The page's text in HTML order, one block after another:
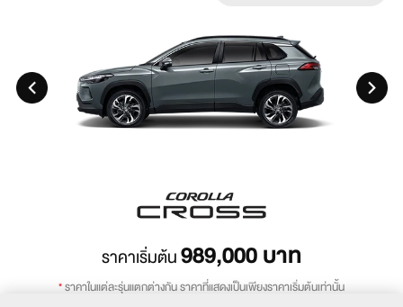
ราคาเริ่มต้น989,000บาท
*ราคาในแต่ละรุ่นแตกต่างกัน ราคาที่แสดงเป็นเพียงราคาเริ่มต้นเท่านั้น